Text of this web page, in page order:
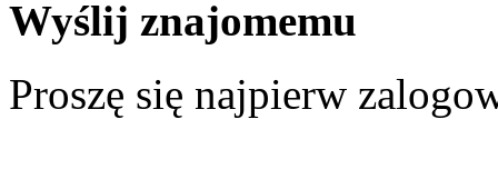
Wyślij znajomemu
Proszę się najpierw